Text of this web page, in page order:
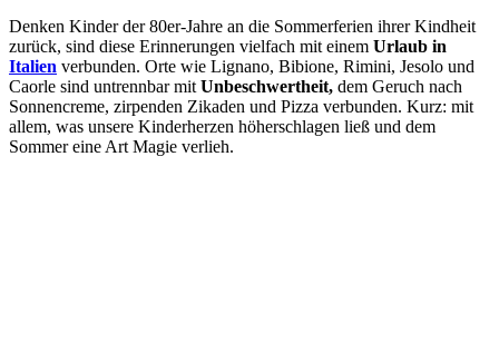
Denken Kinder der 80er-Jahre an die Sommerferien ihrer Kindheit
zurück, sind diese Erinnerungen vielfach mit einem Urlaub in
Italien verbunden. Orte wie Lignano, Bibione, Rimini, Jesolo und
Caorle sind untrennbar mit Unbeschwertheit, dem Geruch nach
Sonnencreme, zirpenden Zikaden und Pizza verbunden. Kurz: mit
allem, was unsere Kinderherzen höherschlagen ließ und dem
Sommer eine Art Magie verlieh.